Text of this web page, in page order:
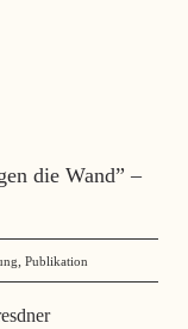
die Wand” –
Publikation